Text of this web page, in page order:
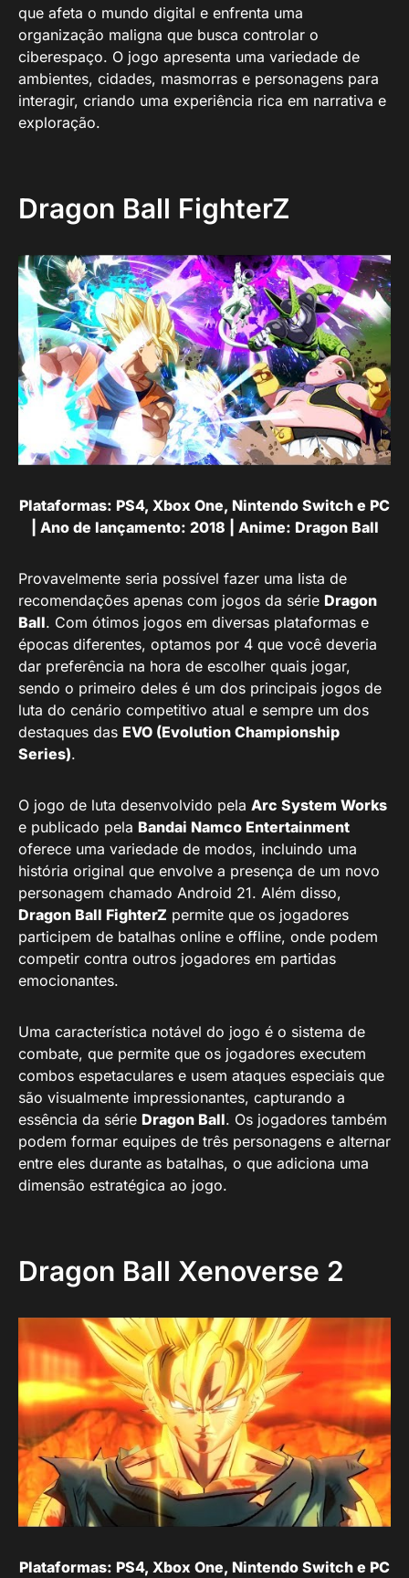
que afeta o mundo digital e enfrenta uma
organização maligna que busca controlar o
ciberespaço. O jogo apresenta uma variedade de
ambientes, cidades, masmorras e personagens para
interagir, criando uma experiência rica em narrativa e
exploração.
Dragon Ball FighterZ
Plataformas: PS4, Xbox One, Nintendo Switch e PC
| Ano de lançamento: 2018 | Anime: Dragon Ball
Provavelmente seria possível fazer uma lista de
recomendações apenas com jogos da série Dragon
Ball. Com ótimos jogos em diversas plataformas e
épocas diferentes, optamos por 4 que você deveria
dar preferência na hora de escolher quais jogar,
sendo o primeiro deles é um dos principais jogos de
luta do cenário competitivo atual e sempre um dos
destaques das EVO (Evolution Championship
Series).
O jogo de luta desenvolvido pela Arc System Works
e publicado pela Bandai Namco Entertainment
oferece uma variedade de modos, incluindo uma
história original que envolve a presença de um novo
personagem chamado Android 21. Além disso,
Dragon Ball FighterZ permite que os jogadores
participem de batalhas online e offline, onde podem
competir contra outros jogadores em partidas
emocionantes.
Uma característica notável do jogo é o sistema de
combate, que permite que os jogadores executem
combos espetaculares e usem ataques especiais que
são visualmente impressionantes, capturando a
essência da série Dragon Ball. Os jogadores também
podem formar equipes de três personagens e alternar
entre eles durante as batalhas, o que adiciona uma
dimensão estratégica ao jogo.
Dragon Ball Xenoverse 2
Plataformas: PS4, Xbox One, Nintendo Switch e PC